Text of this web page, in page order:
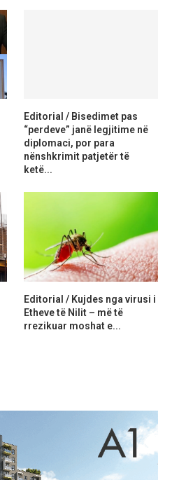
Editorial / Bisedimet pas
“perdeve” janë legjitime në
diplomaci, por para
nënshkrimit patjetër të
ketë...
Editorial / Kujdes nga virusi i
Etheve të Nilit – më të
rrezikuar moshat e...